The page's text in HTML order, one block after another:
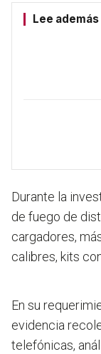
Lee además
Durante la
de fuego de
cargadores,
calibres, kits
En su
evidencia
telefónicas,